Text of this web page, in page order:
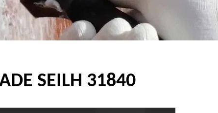
SEILH 31840